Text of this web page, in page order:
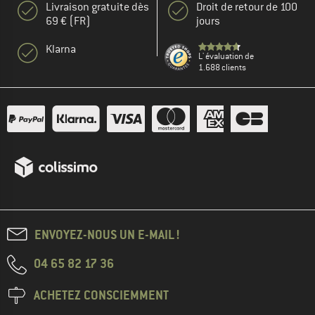
Livraison gratuite dès
69 € (FR)
Klarna
Droit de retour de 100
jours
L' évaluation de
1.688 clients
ENVOYEZ-NOUS UN E-MAIL !
04 65 82 17 36
ACHETEZ CONSCIEMMENT